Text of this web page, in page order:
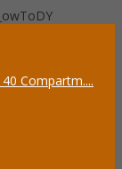
Compartm....